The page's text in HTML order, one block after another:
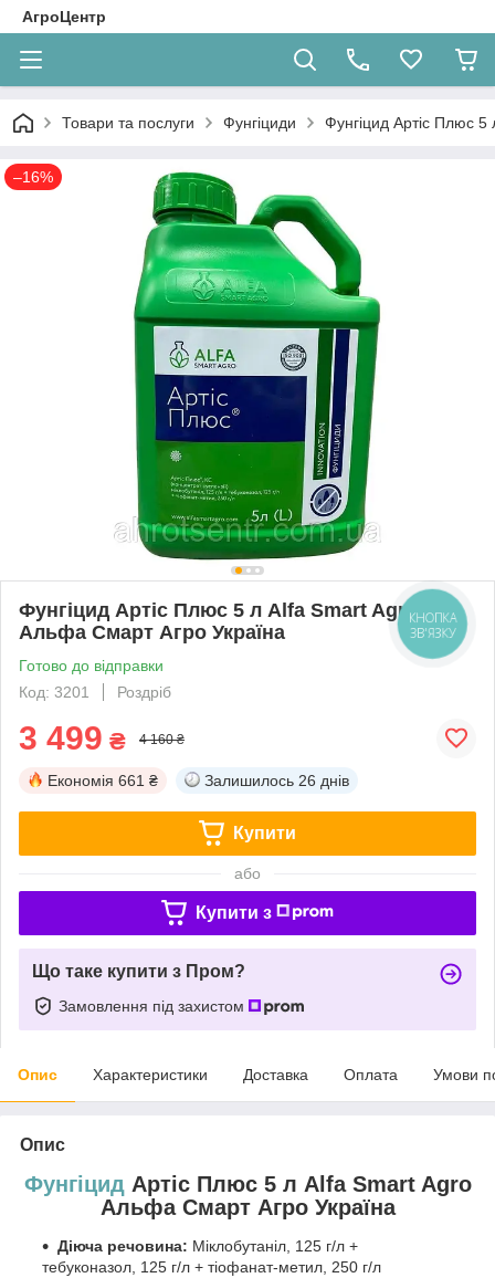
АгроЦентр
Товари та послуги Фунгіциди Фунгіцид Артіс Плюс
–16%
Фунгіцид Артіс Плюс 5 л Alfa Smart Agro
Альфа Смарт Агро Україна
Готово до відправки
Код: 3201
Роздріб
3 499 ₴ 4 160 ₴
Економія 661 ₴ Залишилось 26 днів
Купити
або
Купити з
Що таке купити з Пром?
Замовлення під захистом
Опис Характеристики Доставка Оплата Умови
Опис
ФунгіцидАртіс Плюс 5 л Alfa Smart Agro
Альфа Смарт Агро Україна
Діюча речовина: Міклобутаніл, 125 г/л +
тебуконазол, 125 г/л + тіофанат-метил, 250 г/л
КНОПКА
ЗВ'ЯЗКУ